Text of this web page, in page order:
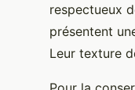
respectueux
présentent
Leur texture